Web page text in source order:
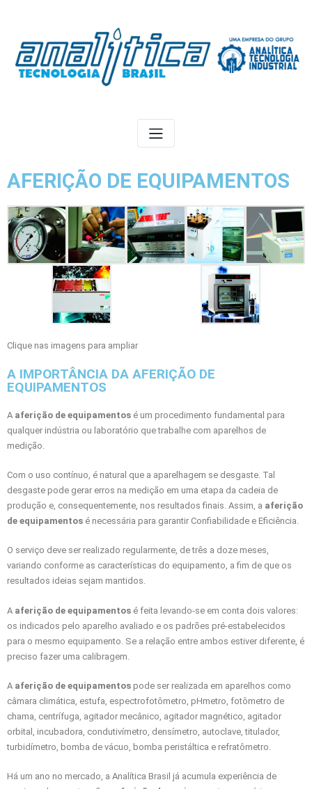
AFERIÇÃO DE EQUIPAMENTOS
Clique nas imagens para ampliar
A IMPORTÂNCIA DA AFERIÇÃO DE
EQUIPAMENTOS
A aferição de equipamentos é um procedimento fundamental para
qualquer indústria ou laboratório que trabalhe com aparelhos de
medição.
Com o uso contínuo, é natural que a aparelhagem se desgaste. Tal
desgaste pode gerar erros na medição em uma etapa da cadeia de
produção e, consequentemente, nos resultados finais. Assim, a aferição
de equipamentos é necessária para garantir Confiabilidade e Eficiência.
O serviço deve ser realizado regularmente, de três a doze meses,
variando conforme as características do equipamento, a fim de que os
resultados ideias sejam mantidos.
A aferição de equipamentos é feita levando-se em conta dois valores:
os indicados pelo aparelho avaliado e os padrões pré-estabelecidos
para o mesmo equipamento. Se a relação entre ambos estiver diferente, é
preciso fazer uma calibragem.
A aferição de equipamentos pode ser realizada em aparelhos como
câmara climática, estufa, espectrofotômetro, pHmetro, fotômetro de
chama, centrífuga, agitador mecânico, agitador magnético, agitador
orbital, incubadora, condutivímetro, densímetro, autoclave, titulador,
turbidímetro, bomba de vácuo, bomba peristáltica e refratômetro.
Há um ano no mercado, a Analítica Brasil já acumula experiência de